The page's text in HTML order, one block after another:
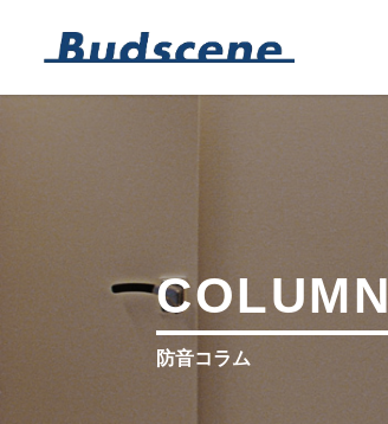
COLUMN
防音コラム